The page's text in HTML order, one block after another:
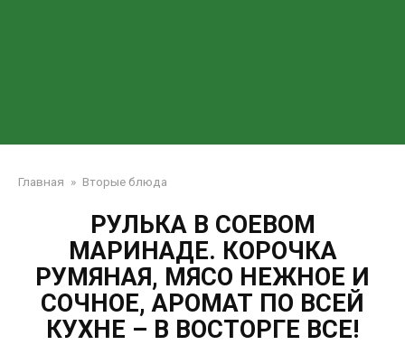
Главная » Вторые блюда
РУЛЬКА В СОЕВОМ
МАРИНАДЕ. КОРОЧКА
РУМЯНАЯ, МЯСО НЕЖНОЕ И
СОЧНОЕ, АРОМАТ ПО ВСЕЙ
КУХНЕ – В ВОСТОРГЕ ВСЕ!